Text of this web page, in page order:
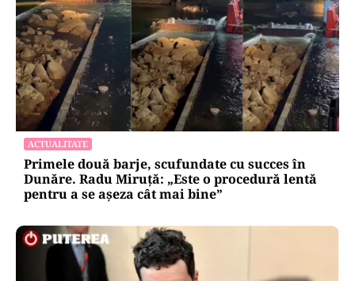
ACTUALITATE
Primele două barje, scufundate cu succes în
Dunăre. Radu Miruță: „Este o procedură lentă
pentru a se așeza cât mai bine”